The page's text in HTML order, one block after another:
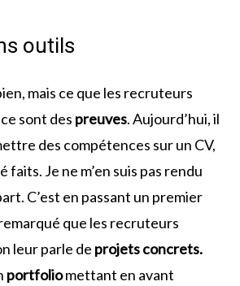
outils
mais ce que les recruteurs
sont des preuves. Aujourd’hui, il
des compétences sur un CV,
faits. Je ne m’en suis pas rendu
C’est en passant un premier
que les recruteurs
leur parle de projets concrets.
portfoliomettant en avant